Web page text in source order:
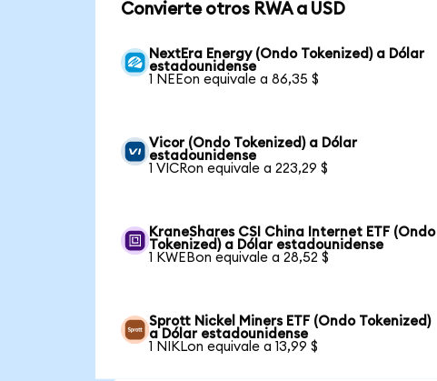
Convierte otros RWA a USD
NextEra Energy (Ondo Tokenized) a Dólar
estadounidense
1 NEEon equivale a 86,35 $
Vicor (Ondo Tokenized) a Dólar
estadounidense
1 VICRon equivale a 223,29 $
KraneShares CSI China Internet ETF (Ondo
Tokenized) a Dólar estadounidense
1 KWEBon equivale a 28,52 $
Sprott Nickel Miners ETF (Ondo Tokenized)
a Dólar estadounidense
1 NIKLon equivale a 13,99 $